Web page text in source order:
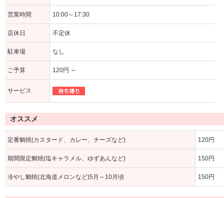
営業時間 10:00～17:30
店休日 不定休
駐車場 なし
ご予算 120円 ～
サービス
オススメ
定番鯛焼(カスタード、カレー、チーズなど) 120円
期間限定鯛焼(塩キャラメル、ゆずあんなど) 150円
冷やし鯛焼(北海道メロンなど)5月～10月頃 150円